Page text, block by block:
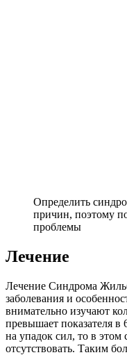
Определить
причин, поэтому
проблемы
Лечение
Лечение Синдрома
заболевания и
внимательно изучают
превышает показателя в
на упадок сил, то в этом
отсутствовать. Таким